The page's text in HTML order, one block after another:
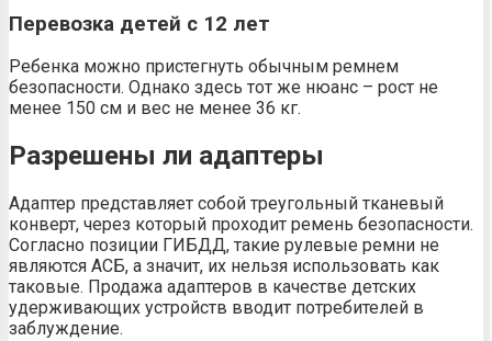
Перевозка детей с 12 лет
Ребенка можно пристегнуть обычным ремнем
безопасности. Однако здесь тот же нюанс – рост не
менее 150 см и вес не менее 36 кг.
Разрешены ли адаптеры
Адаптер представляет собой треугольный тканевый
конверт, через который проходит ремень безопасности.
Согласно позиции ГИБДД, такие рулевые ремни не
являются АСБ, а значит, их нельзя использовать как
таковые. Продажа адаптеров в качестве детских
удерживающих устройств вводит потребителей в
заблуждение.